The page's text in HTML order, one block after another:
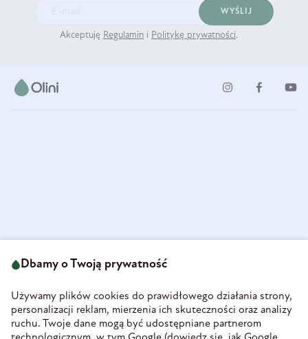
WYŚLIJ
Akceptuję Regulamin i Politykę prywatności.
58-160 Świebodzice
REGON 890213034
INFORMACJE
Dbamy o Twoją prywatność
Używamy plików cookies do prawidłowego działania strony,
personalizacji reklam, mierzenia ich skuteczności oraz analizy
ruchu. Twoje dane mogą być udostępniane partnerom